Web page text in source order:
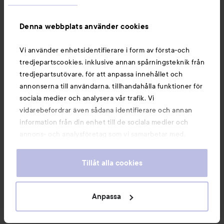
Denna webbplats använder cookies
Vi använder enhetsidentifierare i form av första-och
tredjepartscookies, inklusive annan spårningsteknik från
tredjepartsutövare, för att anpassa innehållet och
annonserna till användarna, tillhandahålla funktioner för
sociala medier och analysera vår trafik. Vi
vidarebefordrar även sådana identifierare och annan
information från din enhet till de sociala medier och
annons- och analysföretag som vi samarbetar med.
information som du har tillhandahållit eller som de har
våra cookies vid fortsatt användande av vår webbplats.
För information om hur du kan ändra inställningarna för
Tillåt alla cookies
Anpassa
Du kanske också gillar